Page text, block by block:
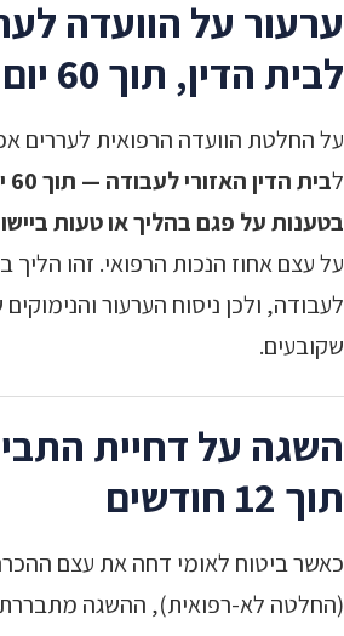
ערעור על הוועדה
לבית הדין, תוך 60 יום
על החלטת הוועדה הרפואית לעררים
לבית הדין האזורי לעבודה — תוך 60 יום
בטענות על פגם בהליך או טעות
על עצם אחוז הנכות הרפואי. זהו הליך
לעבודה, ולכן ניסוח הערעור
שקובעים.
השגה על דחיית
תוך 12 חודשים
כאשר ביטוח לאומי דחה את עצם
(החלטה לא-רפואית), ההשגה